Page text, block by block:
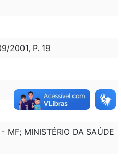
2001, P. 19
MF; MINISTÉRIO DA SAÚDE